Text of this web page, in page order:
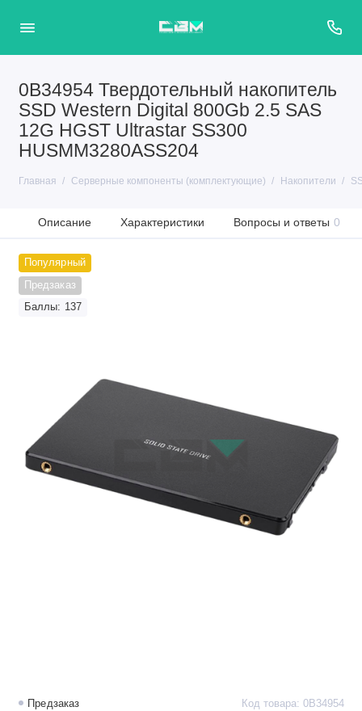
0B34954 Твердотельный накопитель
SSD Western Digital 800Gb 2.5 SAS
12G HGST Ultrastar SS300
HUSMM3280ASS204
Главная Серверные компоненты (комплектующие) Накопители
Описание Характеристики Вопросы и ответы 0
Популярный
Предзаказ
Баллы: 137
Предзаказ Код товара: 0B34954